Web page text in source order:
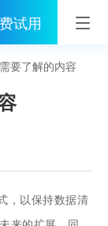
试用
要了解的内容
以保持数据清